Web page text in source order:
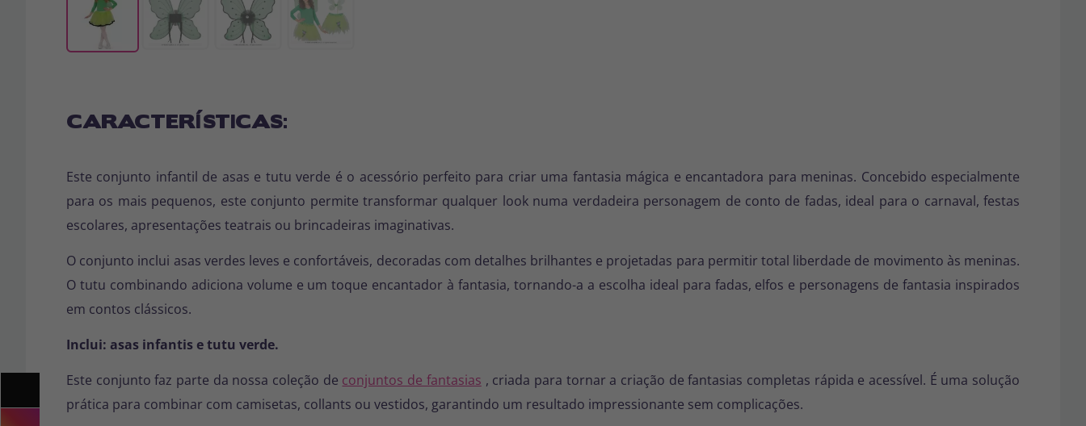
CARACTERÍSTICAS:
Este conjunto infantil de asas e tutu verde é o acessório perfeito para criar uma fantasia mágica e encantadora para meninas. Concebido especialmente
para os mais pequenos, este conjunto permite transformar qualquer look numa verdadeira personagem de conto de fadas, ideal para o carnaval, festas
escolares, apresentações teatrais ou brincadeiras imaginativas.
O conjunto inclui asas verdes leves e confortáveis, decoradas com detalhes brilhantes e projetadas para permitir total liberdade de movimento às meninas.
O tutu combinando adiciona volume e um toque encantador à fantasia, tornando-a a escolha ideal para fadas, elfos e personagens de fantasia inspirados
em contos clássicos.
Inclui: asas infantis e tutu verde.
Este conjunto faz parte da nossa coleção de conjuntos de fantasias , criada para tornar a criação de fantasias completas rápida e acessível. É uma solução
prática para combinar com camisetas, collants ou vestidos, garantindo um resultado impressionante sem complicações.